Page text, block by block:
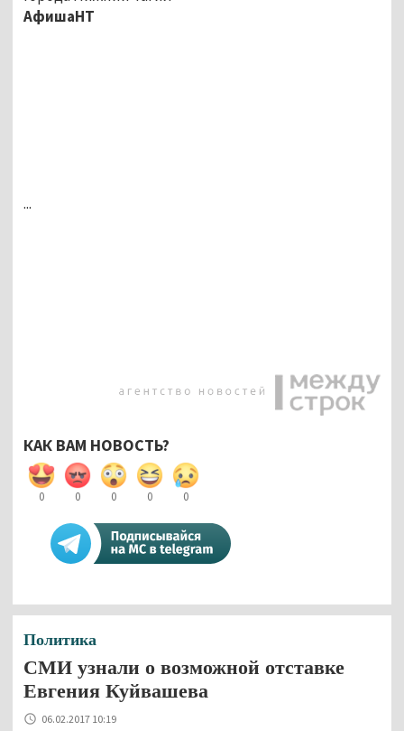
АфишаНТ
...
КАК ВАМ НОВОСТЬ?
0 0 0 0 0
Политика
СМИ узнали о возможной отставке
Евгения Куйвашева
06.02.2017 10:19